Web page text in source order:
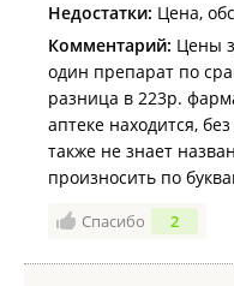
Недостатки: Цена,
Комментарий: Цены
один препарат по
разница в 223р.
аптеке находится,
также не знает
произносить по
Спасибо 2